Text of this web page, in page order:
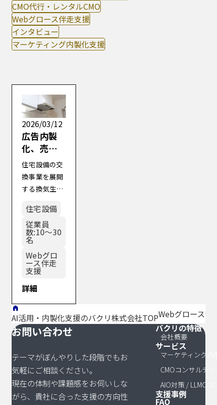
CMO代行・レンタルCMO
Webグロース伴走支援
インタビュー
マーケティング内製化支援
2026/03/12
広告内製
化、売上
グロース
支援～同
水準売上
を維持し
つつ、広告
費用を
60％削減
～
住宅設備の交
換事業を展開
する換気生活
告効率の最適
化を主目的と
して、広告キ
ャンペーン構
造の再設計を
中心とした
Webグロース
訴求軸のブラ
ッシュアップ
MAXやMSAと
いった新 […]
住宅設備
従業員
数:10～30
名
Webグロ
ース伴走
支援
詳細
AI活用・内製化支援のバクリ株式会社TOPWebグロース伴
お問い合わせ
テーマがぼんやりした段階でもお
気軽にご相談ください。
現在の体制や課題感をお伺いしな
がら、貴社に合った支援の方向性
サイトマッ
バクリの特徴
会社概要
サービス
マーケティング内
CMOコンサルテ
AIO対策 / LLMO
支援事例
FAQ